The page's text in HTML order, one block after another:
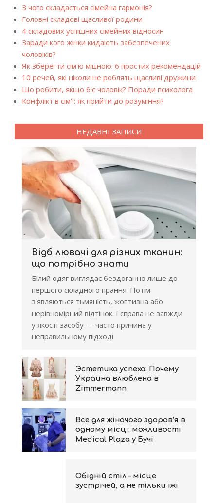
З чого складається сімейна гармонія?
Головні складові щасливої родини
4 складових успішних сімейних відносин
Заради кого жінки кидають забезпечених
чоловіків?
Як зберегти сім'ю міцною: 6 простих рекомендацій
10 речей, які ніколи не роблять щасливі дружини
Що робити, якщо б'є чоловік? Поради психолога
Конфлікт в сім'ї: як прийти до розуміння?
НЕДАВНІ ЗАПИСИ
Відбілювачі для різних тканин:
що потрібно знати
Білий одяг виглядає бездоганно лише до
першого складного прання. Потім
з’являються тьмяність, жовтизна або
нерівномірний відтінок. І справа не завжди
у якості засобу — часто причина у
неправильному підході
Эстетика успеха: Почему
Украина влюблена в
Zimmermann
Все для жіночого здоров’я в
одному місці: можливості
Medical Plaza у Бучі
Обідній стіл – місце
зустрічей, а не тільки їжі